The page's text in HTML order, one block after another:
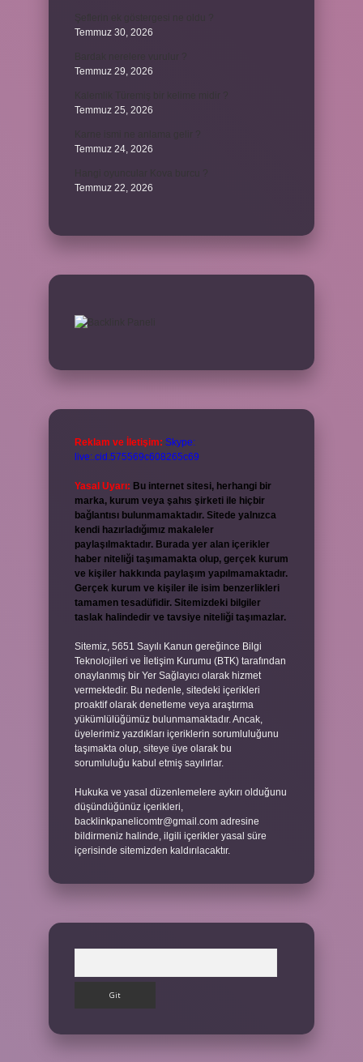
Temmuz 30, 2026
Temmuz 29, 2026
Temmuz 25, 2026
Temmuz 24, 2026
Temmuz 22, 2026
Reklam ve İletişim: Skype:
live:.cid.575569c608265c69
Yasal Uyarı: Bu internet sitesi, herhangi bir
marka, kurum veya şahıs şirketi ile hiçbir
bağlantısı bulunmamaktadır. Sitede yalnızca
kendi hazırladığımız makaleler
paylaşılmaktadır. Burada yer alan içerikler
haber niteliği taşımamakta olup, gerçek kurum
ve kişiler hakkında paylaşım yapılmamaktadır.
Gerçek kurum ve kişiler ile isim benzerlikleri
tamamen tesadüfidir. Sitemizdeki bilgiler
taslak halindedir ve tavsiye niteliği taşımazlar.
Sitemiz, 5651 Sayılı Kanun gereğince Bilgi
Teknolojileri ve İletişim Kurumu (BTK) tarafından
onaylanmış bir Yer Sağlayıcı olarak hizmet
vermektedir. Bu nedenle, sitedeki içerikleri
proaktif olarak denetleme veya araştırma
yükümlülüğümüz bulunmamaktadır. Ancak,
üyelerimiz yazdıkları içeriklerin sorumluluğunu
taşımakta olup, siteye üye olarak bu
sorumluluğu kabul etmiş sayılırlar.
Hukuka ve yasal düzenlemelere aykırı olduğunu
düşündüğünüz içerikleri,
backlinkpanelicomtr@gmail.com adresine
bildirmeniz halinde, ilgili içerikler yasal süre
içerisinde sitemizden kaldırılacaktır.